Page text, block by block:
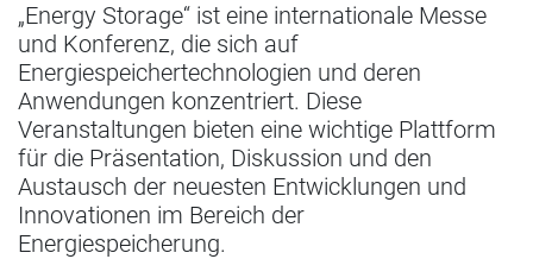
„Energy Storage“ ist eine internationale Messe
und Konferenz, die sich auf
Energiespeichertechnologien und deren
Anwendungen konzentriert. Diese
Veranstaltungen bieten eine wichtige Plattform
für die Präsentation, Diskussion und den
Austausch der neuesten Entwicklungen und
Innovationen im Bereich der
Energiespeicherung.